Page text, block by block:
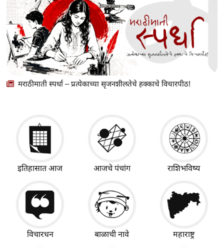
मराठीमाती स्पर्धा – प्रत्येकाच्या सृजनशीलतेचे हक्काचे विचारपीठ!
इतिहासात आज आजचे पंचांग राशिभविष्य
विचारधन बाळाची नावे महाराष्ट्र